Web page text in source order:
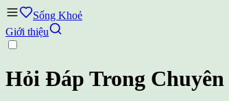
Sống Khoẻ
Giới thiệu
Hỏi Đáp Trong